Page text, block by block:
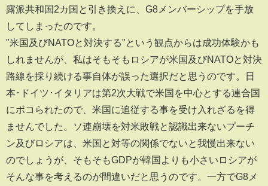
露派共和国2カ国と引き換えに、G8メンバーシップを手放
してしまったのです。
"米国及びNATOと対決する"という観点からは成功体験かも
しれませんが、私はそもそもロシアが米国及びNATOと対決
路線を採り続ける事自体が誤った選択だと思うのです。日
本･ドイツ･イタリアは第2次大戦で米国を中心とする連合国
にボコられたので、米国に追従する事を受け入れざるを得
ませんでした。ソ連崩壊を対米敗戦と認識出来ないプーチ
ン及びロシアは、米国と対等の関係でないと我慢出来ない
のでしょうが、そもそもGDPが韓国よりも小さいロシアが
そんな事を考えるのが間違いだと思うのです。一方でG8メ